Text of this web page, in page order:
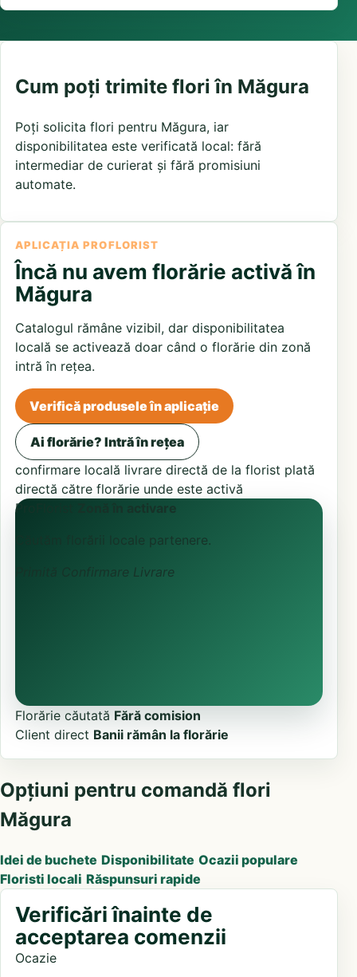
Cum poți trimite flori în Măgura
Poți solicita flori pentru Măgura, iar
disponibilitatea este verificată local: fără
intermediar de curierat și fără promisiuni
automate.
APLICAȚIA PROFLORIST
Încă nu avem florărie activă în
Măgura
Catalogul rămâne vizibil, dar disponibilitatea
locală se activează doar când o florărie din zonă
intră în rețea.
Verifică produsele în aplicație
Ai florărie? Intră în rețea
confirmare locală livrare directă de la florist plată
directă către florărie unde este activă
ProFlorist
Zonă în activare
Căutăm florării locale partenere.
Confirmare Livrare
Florărie căutată Fără comision
Client direct Banii rămân la florărie
Opțiuni pentru comandă flori
Măgura
Idei de buchete Disponibilitate Ocazii populare
Floristi locali Răspunsuri rapide
Verificări înainte de
acceptarea comenzii
Ocazie